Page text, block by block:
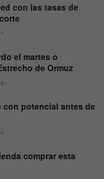
con las tasas de
el martes o
de Ormuz
con potencial antes de
comprar esta